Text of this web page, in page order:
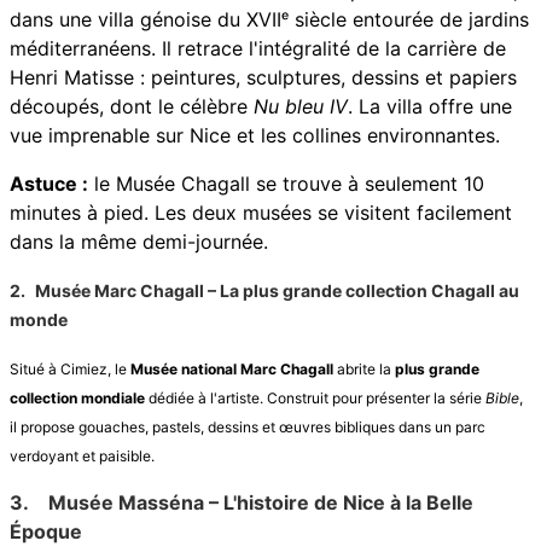
dans une villa génoise du XVIIᵉ siècle entourée de jardins
méditerranéens. Il retrace l'intégralité de la carrière de
Henri Matisse : peintures, sculptures, dessins et papiers
découpés, dont le célèbre Nu bleu IV. La villa offre une
vue imprenable sur Nice et les collines environnantes.
Astuce : le Musée Chagall se trouve à seulement 10
minutes à pied. Les deux musées se visitent facilement
dans la même demi-journée.
2. Musée Marc Chagall – La plus grande collection Chagall au
monde
Situé à Cimiez, le Musée national Marc Chagall abrite la plus grande
collection mondiale dédiée à l'artiste. Construit pour présenter la série Bible,
il propose gouaches, pastels, dessins et œuvres bibliques dans un parc
verdoyant et paisible.
3.
Musée Masséna – L'histoire de Nice à la Belle
Époque